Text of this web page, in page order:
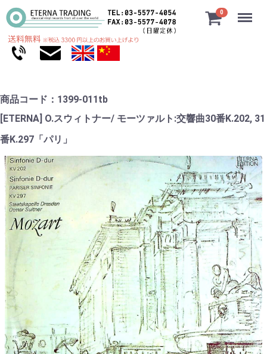
0 Menu
商品コード：1399-011tb
[ETERNA] O.スウィトナー/ モーツァルト:交響曲30番K.202, 31
番K.297「パリ」